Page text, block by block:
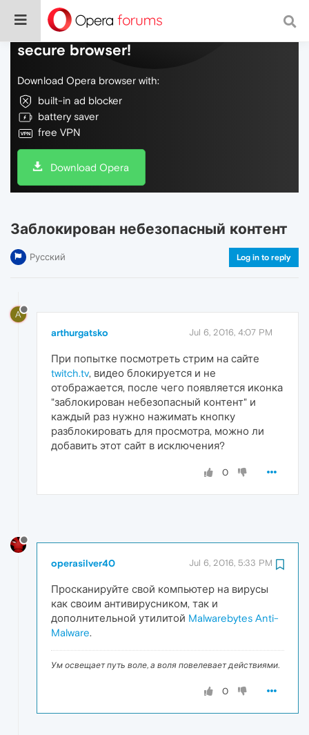
Do more on the web, with a fast and
secure browser!
Download Opera browser with:
built-in ad blocker
battery saver
free VPN
Download Opera
Заблокирован небезопасный контент
Русский Log in to reply
A
arthurgatsko Jul 6, 2016, 4:07 PM
При попытке посмотреть стрим на сайте
twitch.tv, видео блокируется и не
отображается, после чего появляется иконка
"заблокирован небезопасный контент" и
каждый раз нужно нажимать кнопку
разблокировать для просмотра, можно ли
добавить этот сайт в исключения?
0
operasilver40 Jul 6, 2016, 5:33 PM
Просканируйте свой компьютер на вирусы
как своим антивирусником, так и
дополнительной утилитой Malwarebytes Anti-
Malware.
Ум освещает путь воле, а воля повелевает действиями.
0